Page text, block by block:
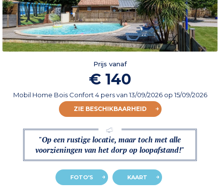
Prijs vanaf
€ 140
Mobil Home Bois Confort 4 persvan13/09/2026op 15/09/2026
ZIE BESCHIKBAARHEID
"Op een rustige locatie, maar toch met alle
voorzieningen van het dorp op loopafstand!"
FOTO'S KAART